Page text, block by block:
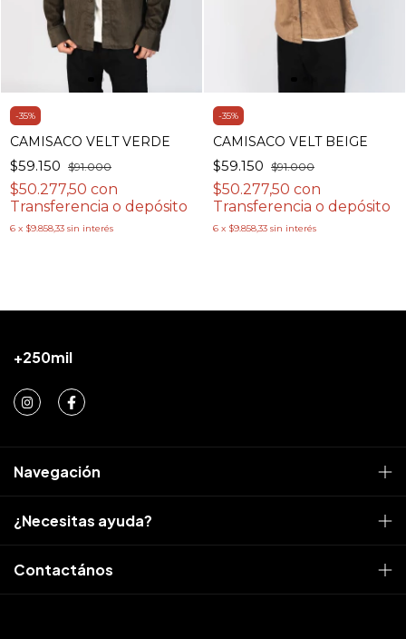
-35%
CAMISACO VELT VERDE
$59.150 $91.000
$50.277,50 con
Transferencia o depósito
6 x $9.858,33 sin interés
-35%
CAMISACO VELT BEIGE
$59.150 $91.000
$50.277,50 con
Transferencia o depósito
6 x $9.858,33 sin interés
Navegación
¿Necesitas ayuda?
Contactános